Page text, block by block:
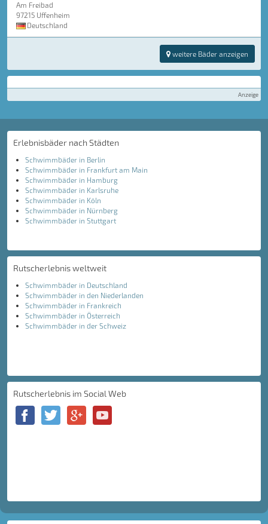
Am Freibad
97215 Uffenheim
Deutschland
weitere Bäder anzeigen
Anzeige
Erlebnisbäder nach Städten
Schwimmbäder in Berlin
Schwimmbäder in Frankfurt am Main
Schwimmbäder in Hamburg
Schwimmbäder in Karlsruhe
Schwimmbäder in Köln
Schwimmbäder in Nürnberg
Schwimmbäder in Stuttgart
Rutscherlebnis weltweit
Schwimmbäder in Deutschland
Schwimmbäder in den Niederlanden
Schwimmbäder in Frankreich
Schwimmbäder in Österreich
Schwimmbäder in der Schweiz
Rutscherlebnis im Social Web